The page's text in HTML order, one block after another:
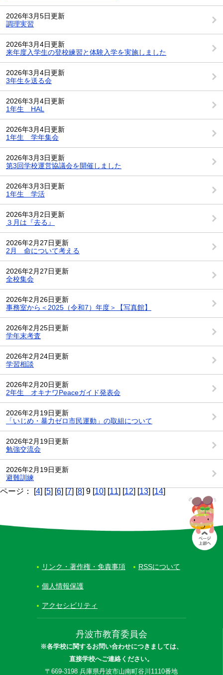
2026年3月5日更新
調理実習
2026年3月4日更新
来年度入学生の登校練習と体験入学を実施しました
2026年3月4日更新
3年生を送る会
2026年3月4日更新
1年生 HAL
2026年3月4日更新
1年生 学年集会
2026年3月3日更新
第3回学校運営協議会を開催しました
2026年3月3日更新
1年生 学活
2026年3月2日更新
３月は『去る』
2026年2月27日更新
2月 命について考える
2026年2月27日更新
全校集会
2026年2月26日更新
事務室から＜2025（令和7）年度＞【写真館】
2026年2月25日更新
学年末考査
2026年2月24日更新
学習相談
2026年2月20日更新
2年生 オキナワPeaceガイド発表会
2026年2月19日更新
「いじめ・暴力ゼロ市民運動」の取組について
2026年2月19日更新
勉強交流会
2026年2月19日更新
避難訓練
ページ： [4] [5] [6] [7] [8] 9 [10] [11] [12] [13] [14]
丹波市教育委員会
※各学校に関するお問い合わせにつきましては、
直接学校へご連絡ください。
〒669-3198 兵庫県丹波市山南町谷川1110番地
リンク・著作権・免責事項 RSSについて
個人情報保護
アクセシビリティ